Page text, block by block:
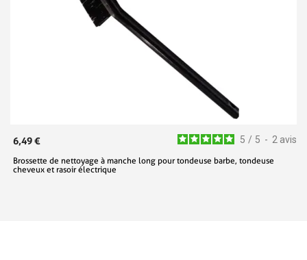
5 / 5 - 2 avis
6,49 €
Brossette de nettoyage à manche long pour tondeuse barbe, tondeuse
cheveux et rasoir électrique